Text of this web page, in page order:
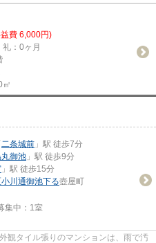
費 6,000円)
：0ヶ月
㎡
二条城前 」駅 徒歩7分
御池 」駅 徒歩9分
」駅 徒歩15分
小川通御池下る壺屋町
集中： 1室
観タイル張りのマンションは、雨で汚